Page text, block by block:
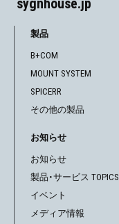
sygnhouse.jp
製品
B+COM
MOUNT SYSTEM
SPICERR
その他の製品
お知らせ
お知らせ
製品・サービス TOPICS
イベント
メディア情報